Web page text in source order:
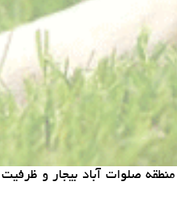
صلوات آباد بیجار و